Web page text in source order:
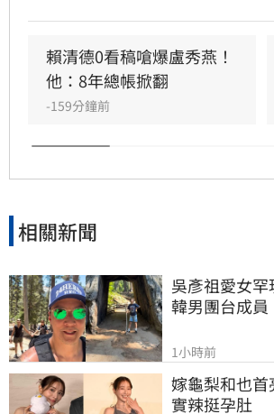
的破口；一條藍線捷運，前台中
盧秀燕時，中央都已經核定了，
年，路線不斷的變換、經費不斷增
賴清德0看稿嗆爆盧秀燕！
他：8年總帳掀翻
-159分鐘前
相關新聞
吳彥祖愛女
韓男團台成員
1小時前
嫁龜梨和也
實辣挺孕肚